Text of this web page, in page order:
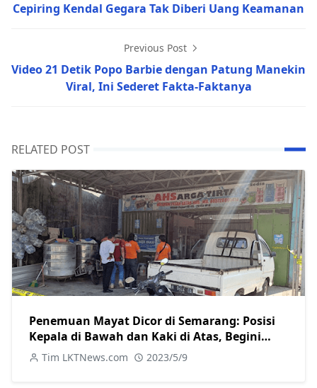
Cepiring Kendal Gegara Tak Diberi Uang Keamanan
Previous Post
Video 21 Detik Popo Barbie dengan Patung Manekin
Viral, Ini Sederet Fakta-Faktanya
RELATED POST
Penemuan Mayat Dicor di Semarang: Posisi
Kepala di Bawah dan Kaki di Atas, Begini
Kronologinya
Tim LKTNews.com 2023/5/9